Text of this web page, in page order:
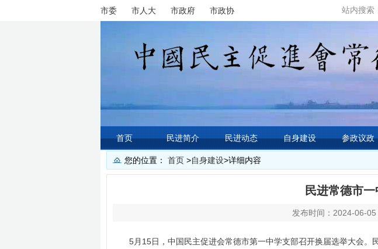
市委 市人大 市政府 市政协 站内搜索
首页 民进简介 民进动态 自身建设 参政议政
您的位置： 首页 >自身建设>详细内容
民进常德市
发布时间：2024-06-05
5月15日，中国民主促进会常德市第一中学支部召开换届选举大会